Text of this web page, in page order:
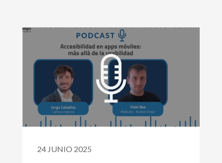
24 JUNIO 2025